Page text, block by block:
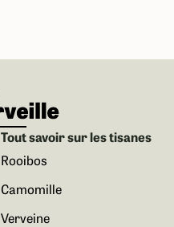
Tout savoir sur les tisanes
Rooibos
Camomille
Verveine